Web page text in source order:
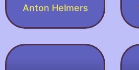
Anton Helmers